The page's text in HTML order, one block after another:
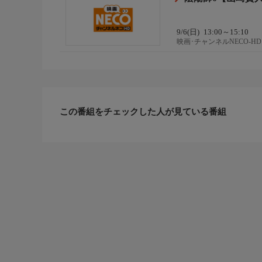
9/6(日) 13:00～15:10
映画･チャンネルNECO-HD
この番組をチェックした人が見ている番組